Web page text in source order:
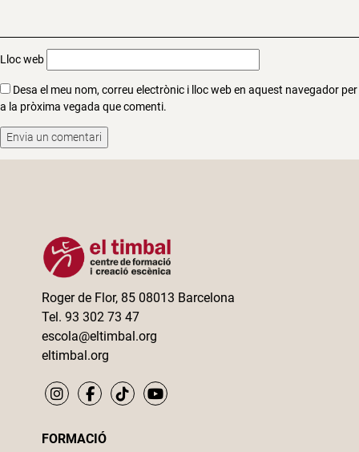
Lloc web
Desa el meu nom, correu electrònic i lloc web en aquest navegador per
a la pròxima vegada que comenti.
Roger de Flor, 85 08013 Barcelona
Tel. 93 302 73 47
escola@eltimbal.org
eltimbal.org
FORMACIÓ